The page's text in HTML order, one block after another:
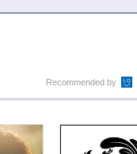
Recommended by